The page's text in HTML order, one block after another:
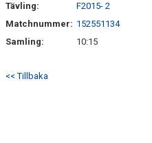
Tävling:
F2015- 2
Matchnummer: 152551134
Samling:
10:15
<< Tillbaka